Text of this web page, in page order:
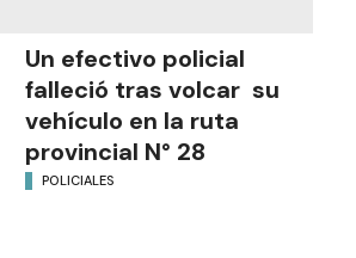
Un efectivo policial
falleció tras volcar su
vehículo en la ruta
provincial N° 28
POLICIALES